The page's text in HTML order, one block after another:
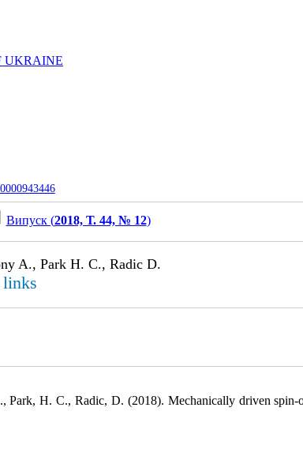
UKRAINE
Випуск (2018, Т. 44, № 12)
A., Park H. C., Radic D.
Park, H. C., Radic, D. (2018). Mechanically driven